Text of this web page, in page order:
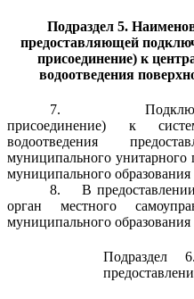
Подраздел 5.
предоставляющей
присоединение) к
водоотведения
7.
присоединение) к
водоотведения
муниципального унитарного
муниципального
8.
В
орган местного
муниципального
Подраздел